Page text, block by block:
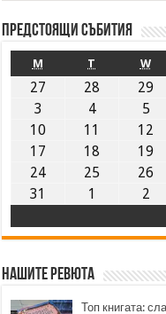
Предстоящи събития
M T W
27 28 29
3
4 5
10
11 12
17
18 19
24
25 26
31
1 2
Нашите ревюта
Топ книгата: